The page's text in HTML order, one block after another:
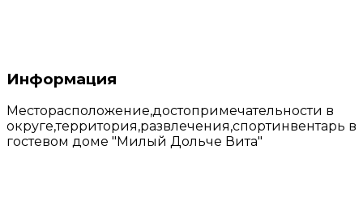
Информация
Месторасположение,достопримечательности в
округе,территория,развлечения,спортинвентарь в
гостевом доме "Милый Дольче Вита"